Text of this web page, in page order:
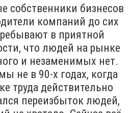
собственники бизнесов
компаний до сих
в приятной
что людей на рынке
и незаменимых нет.
не в 90-х годах, когда
труда действительно
переизбыток людей,